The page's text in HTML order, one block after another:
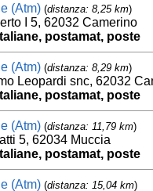
(Atm) (distanza: 8,25 km)
I 5, 62032 Camerino
postamat, poste
(Atm) (distanza: 8,29 km)
Leopardi snc, 62032
postamat, poste
(Atm) (distanza: 11,79 km)
5, 62034 Muccia
postamat, poste
(Atm) (distanza: 15,04 km)